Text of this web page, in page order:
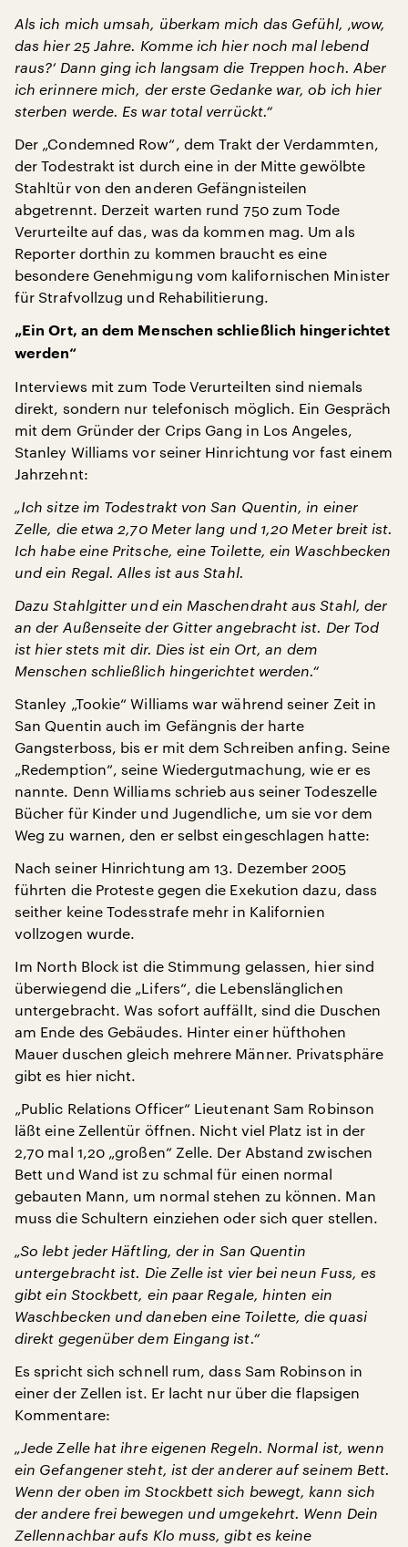
Als ich mich umsah, überkam mich das Gefühl, ‚wow,
das hier 25 Jahre. Komme ich hier noch mal lebend
raus?‘ Dann ging ich langsam die Treppen hoch. Aber
ich erinnere mich, der erste Gedanke war, ob ich hier
sterben werde. Es war total verrückt.“
Der „Condemned Row“, dem Trakt der Verdammten,
der Todestrakt ist durch eine in der Mitte gewölbte
Stahltür von den anderen Gefängnisteilen
abgetrennt. Derzeit warten rund 750 zum Tode
Verurteilte auf das, was da kommen mag. Um als
Reporter dorthin zu kommen braucht es eine
besondere Genehmigung vom kalifornischen Minister
für Strafvollzug und Rehabilitierung.
„Ein Ort, an dem Menschen schließlich hingerichtet
werden“
Interviews mit zum Tode Verurteilten sind niemals
direkt, sondern nur telefonisch möglich. Ein Gespräch
mit dem Gründer der Crips Gang in Los Angeles,
Stanley Williams vor seiner Hinrichtung vor fast einem
Jahrzehnt:
„Ich sitze im Todestrakt von San Quentin, in einer
Zelle, die etwa 2,70 Meter lang und 1,20 Meter breit ist.
Ich habe eine Pritsche, eine Toilette, ein Waschbecken
und ein Regal. Alles ist aus Stahl.
Dazu Stahlgitter und ein Maschendraht aus Stahl, der
an der Außenseite der Gitter angebracht ist. Der Tod
ist hier stets mit dir. Dies ist ein Ort, an dem
Menschen schließlich hingerichtet werden.“
Stanley „Tookie“ Williams war während seiner Zeit in
San Quentin auch im Gefängnis der harte
Gangsterboss, bis er mit dem Schreiben anfing. Seine
„Redemption“, seine Wiedergutmachung, wie er es
nannte. Denn Williams schrieb aus seiner Todeszelle
Bücher für Kinder und Jugendliche, um sie vor dem
Weg zu warnen, den er selbst eingeschlagen hatte:
Nach seiner Hinrichtung am 13. Dezember 2005
führten die Proteste gegen die Exekution dazu, dass
seither keine Todesstrafe mehr in Kalifornien
vollzogen wurde.
Im North Block ist die Stimmung gelassen, hier sind
überwiegend die „Lifers“, die Lebenslänglichen
untergebracht. Was sofort auffällt, sind die Duschen
am Ende des Gebäudes. Hinter einer hüfthohen
Mauer duschen gleich mehrere Männer. Privatsphäre
gibt es hier nicht.
„Public Relations Officer“ Lieutenant Sam Robinson
läßt eine Zellentür öffnen. Nicht viel Platz ist in der
2,70 mal 1,20 „großen“ Zelle. Der Abstand zwischen
Bett und Wand ist zu schmal für einen normal
gebauten Mann, um normal stehen zu können. Man
muss die Schultern einziehen oder sich quer stellen.
„So lebt jeder Häftling, der in San Quentin
untergebracht ist. Die Zelle ist vier bei neun Fuss, es
gibt ein Stockbett, ein paar Regale, hinten ein
Waschbecken und daneben eine Toilette, die quasi
direkt gegenüber dem Eingang ist.“
Es spricht sich schnell rum, dass Sam Robinson in
einer der Zellen ist. Er lacht nur über die flapsigen
Kommentare:
„Jede Zelle hat ihre eigenen Regeln. Normal ist, wenn
ein Gefangener steht, ist der anderer auf seinem Bett.
Wenn der oben im Stockbett sich bewegt, kann sich
der andere frei bewegen und umgekehrt. Wenn Dein
Zellennachbar aufs Klo muss, gibt es keine